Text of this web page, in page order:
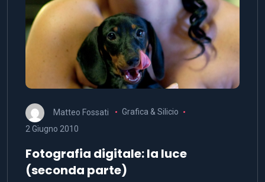
Matteo Fossati
Grafica & Silicio
2 Giugno 2010
Fotografia digitale: la luce
(seconda parte)